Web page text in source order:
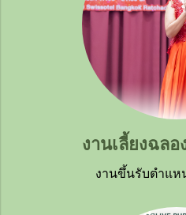
งานขึ้นรับตำแห